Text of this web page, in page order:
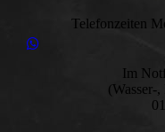
Telefonzeiten
Im
(Wasser-